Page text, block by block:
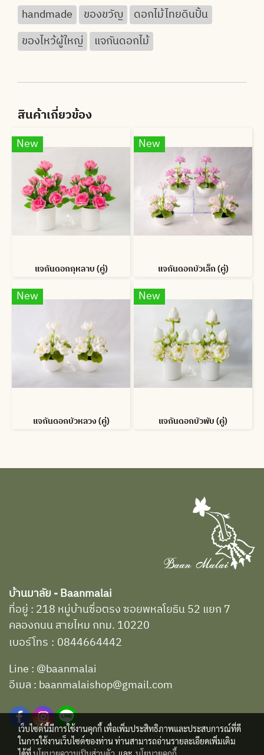
handmade
ของขวัญ
ดอกไม้ไทยดินปั้น
ของไหว้ผู้ใหญ่
แจกันดอกไม้
สินค้าเกี่ยวข้อง
New
แจกันดอกกุหลาบ (คู่)
New
แจกันดอกบัวเล็ก (คู่)
New
แจกันดอกบัวหลวง (คู่)
New
แจกันดอกบัวพับ (คู่)
บ้านมาลัย - Baanmalai
ที่อยู่ : 218 หมู่บ้านซื่อตรง ซอยพหลโยธิน 52 แยก 7
คลองถนน สายไหม กทม. 10220
เบอร์โทร : 0844664442
Line : @baanmalai
อีเมล : baanmalaishop@gmail.com
เว็บไซต์นี้มีการใช้งานคุกกี้ เพื่อเพิ่มประสิทธิภาพและประสบการณ์ที่ดี
ในการใช้งานเว็บไซต์ของท่าน ท่านสามารถอ่านรายละเอียดเพิ่มเติม